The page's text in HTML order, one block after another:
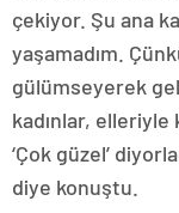
çekiyor. Şu ana
yaşamadım.
gülümseyerek
kadınlar, elleriyle
‘Çok güzel’
diye konuştu.